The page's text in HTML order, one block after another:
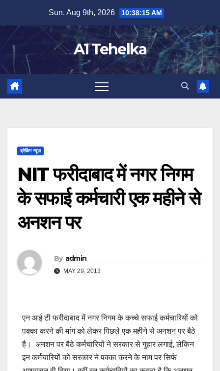
content
Sun. Aug 9th, 2026 10:38:16 AM
A1 Tehelka
ब्रेकिंग न्यूज़
NIT फरीदाबाद में नगर निगम
के सफाई कर्मचारी एक महीने से
अनशन पर
By admin
MAY 29, 2013
एन आई टी फरीदाबाद में नगर निगम के कच्चे सफाई कर्मचारियों को
पक्का करने की मांग को लेकर पिछले एक महीने से अनशन पर बैठे
है। अनशन पर बैठे कर्मचारियों ने सरकार से गुहार लगाई, लेकिन
इन कर्मचारियों को सरकार ने पक्का करने के नाम पर सिर्फ